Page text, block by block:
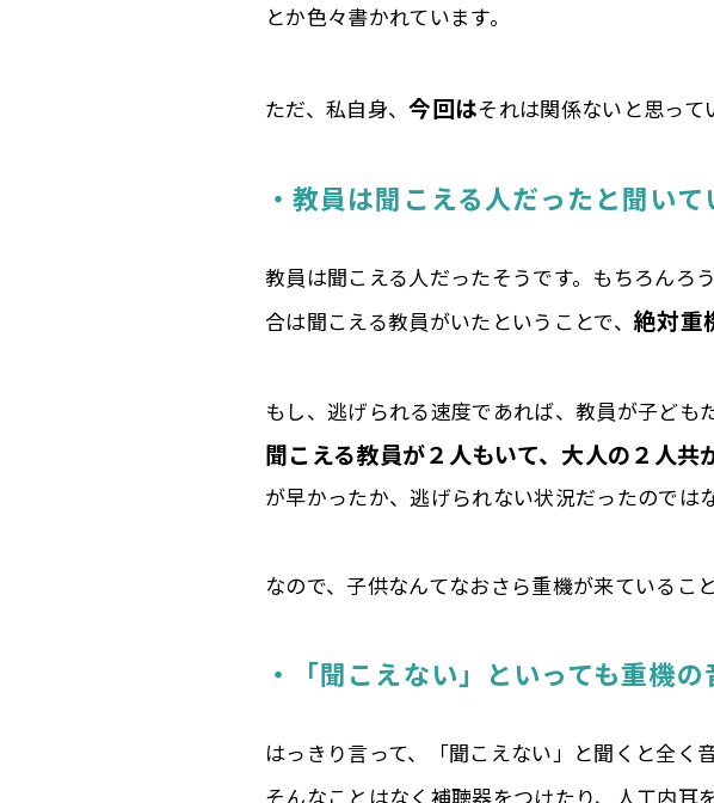
とか色々書かれています。
ただ、私自身、今回はそれは関係ないと思って
・教員は聞こえる人だったと聞いて
教員は聞こえる人だったそうです。もちろんろ
合は聞こえる教員がいたということで、絶対重
もし、逃げられる速度であれば、教員が子ども
聞こえる教員が２人もいて、大人の２人共
が早かったか、逃げられない状況だったのでは
なので、子供なんてなおさら重機が来ているこ
・「聞こえない」といっても重機
はっきり言って、「聞こえない」と聞くと全
そんなことはなく補聴器をつけたり、人工内耳